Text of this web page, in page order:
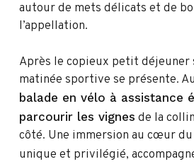
autour de mets délicats et de
l’appellation.
Après le copieux petit déjeuner
matinée sportive se présente.
balade en vélo à assistance
parcourir les vignes de la
côté. Une immersion au cœur
unique et privilégié,